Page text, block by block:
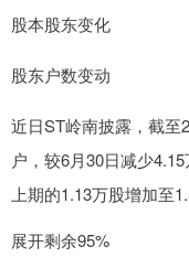
股本股东变化
股东户数变动
近日ST岭南披露，截至
户，较6月30日减少
上期的1.13万股增加至
展开剩余95%